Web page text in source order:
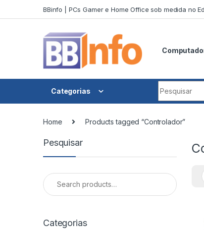
BBinfo | PCs Gamer e Home Office sob medida no
Categorias
Home Products tagged “Controlador”
Pesquisar
Search for:
Categorias